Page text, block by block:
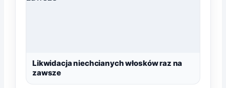
Likwidacja niechcianych włosków raz na
zawsze